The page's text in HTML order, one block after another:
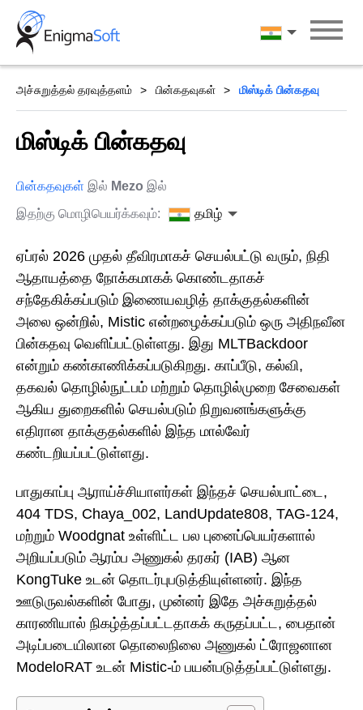
Skip
content
தமிழ்
அச்சுறுத்தல் தரவுத்தளம் பின்கதவுகள் மிஸ்டிக் பின்கதவு
மிஸ்டிக் பின்கதவு
பின்கதவுகள் இல் Mezo இல்
இதற்கு மொழிபெயர்க்கவும்:
தமிழ்
ஏப்ரல் 2026 முதல் தீவிரமாகச் செயல்பட்டு வரும், நிதி
ஆதாயத்தை நோக்கமாகக் கொண்டதாகச்
சந்தேகிக்கப்படும் இணையவழித் தாக்குதல்களின்
அலை ஒன்றில், Mistic என்றழைக்கப்படும் ஒரு அதிநவீன
பின்கதவு வெளிப்பட்டுள்ளது. இது MLTBackdoor
என்றும் கண்காணிக்கப்படுகிறது. காப்பீடு, கல்வி,
தகவல் தொழில்நுட்பம் மற்றும் தொழில்முறை சேவைகள்
ஆகிய துறைகளில் செயல்படும் நிறுவனங்களுக்கு
எதிரான தாக்குதல்களில் இந்த மால்வேர்
கண்டறியப்பட்டுள்ளது.
பாதுகாப்பு ஆராய்ச்சியாளர்கள் இந்தச் செயல்பாட்டை,
404 TDS, Chaya_002, LandUpdate808, TAG-124,
மற்றும் Woodgnat உள்ளிட்ட பல புனைப்பெயர்களால்
அறியப்படும் ஆரம்ப அணுகல் தரகர் (IAB) ஆன
KongTuke உடன் தொடர்புபடுத்தியுள்ளனர். இந்த
ஊடுருவல்களின் போது, முன்னர் இதே அச்சுறுத்தல்
காரணியால் நிகழ்த்தப்பட்டதாகக் கருதப்பட்ட, பைதான்
அடிப்படையிலான தொலைநிலை அணுகல் ட்ரோஜனான
ModeloRAT உடன் Mistic-ம் பயன்படுத்தப்பட்டுள்ளது.